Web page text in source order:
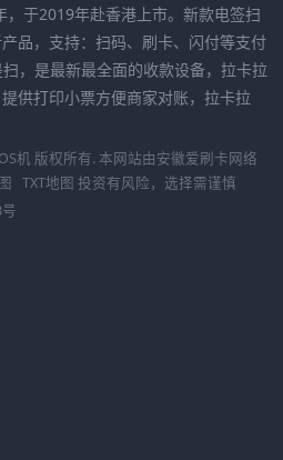
于2019年赴香港上市。新款电签扫
品，支持：扫码、刷卡、闪付等支付
，是最新最全面的收款设备，拉卡拉
供打印小票方便商家对账，拉卡拉
机 版权所有. 本网站由安徽爱刷卡网络
TXT地图 投资有风险，选择需谨慎